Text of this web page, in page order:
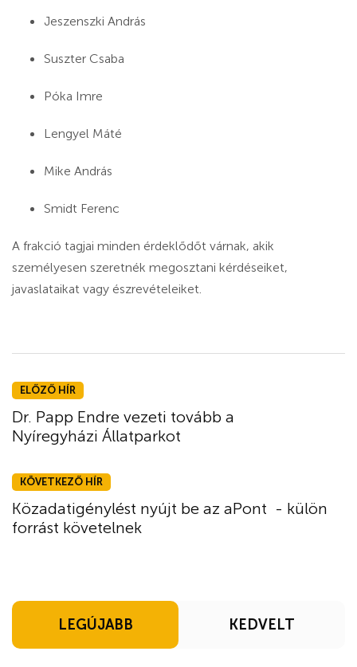
Jeszenszki András
Suszter Csaba
Póka Imre
Lengyel Máté
Mike András
Smidt Ferenc
A frakció tagjai minden érdeklődőt várnak, akik
személyesen szeretnék megosztani kérdéseiket,
javaslataikat vagy észrevételeiket.
ELŐZŐ HÍR
Dr. Papp Endre vezeti tovább a
Nyíregyházi Állatparkot
KÖVETKEZŐ HÍR
Közadatigénylést nyújt be az aPont - külön
forrást követelnek
LEGÚJABB KEDVELT